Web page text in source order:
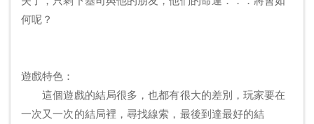
何呢？
遊戲特色：
這個遊戲的結局很多，也都有很大的差別，玩家要在
一次又一次的結局裡，尋找線索，最後到達最好的結